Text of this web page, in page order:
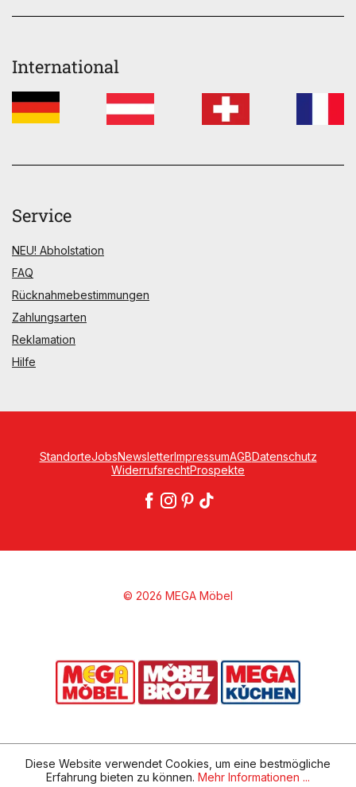
International
Service
NEU! Abholstation
FAQ
Rücknahmebestimmungen
Zahlungsarten
Reklamation
Hilfe
StandorteJobsNewsletterImpressumAGBDatenschutz
WiderrufsrechtProspekte
© 2026 MEGA Möbel
Diese Website verwendet Cookies, um eine bestmögliche
Erfahrung bieten zu können. Mehr Informationen ...